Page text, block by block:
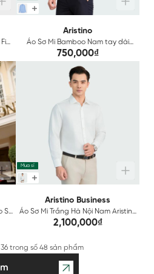
Aristino
Áo Sơ Mi Bamboo Nam tay dài
Aristino ALSR34
750,000₫
Sơ
Mua sỉ
Aristino Business
Áo Sơ Mi Trắng Hà Nội Nam Aristino
Business 1LSH020Z
2,100,000₫
36trong số 48 sản phẩm